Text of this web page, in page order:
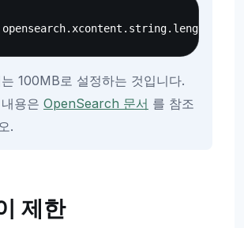
100MB로 설정하는 것입니다.
용은 OpenSearch 문서 를 참조
.
제한